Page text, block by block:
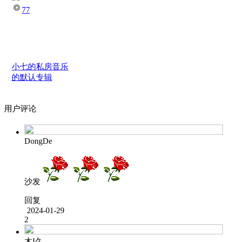
77
小七的私房音乐
的默认专辑
用户评论
DongDe
沙发
回复
2024-01-29
2